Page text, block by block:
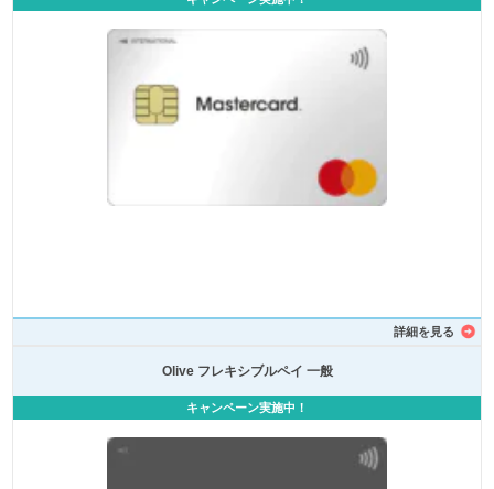
詳細を見る
Olive フレキシブルペイ 一般
キャンペーン実施中！